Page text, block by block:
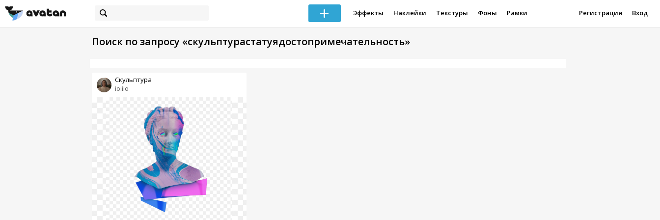
Эффекты Наклейки Текстуры Фоны Рамки Регистрация Вход
Поиск по запросу «скульптурастатуядостопримечательность»
ioiiio
Скульптура